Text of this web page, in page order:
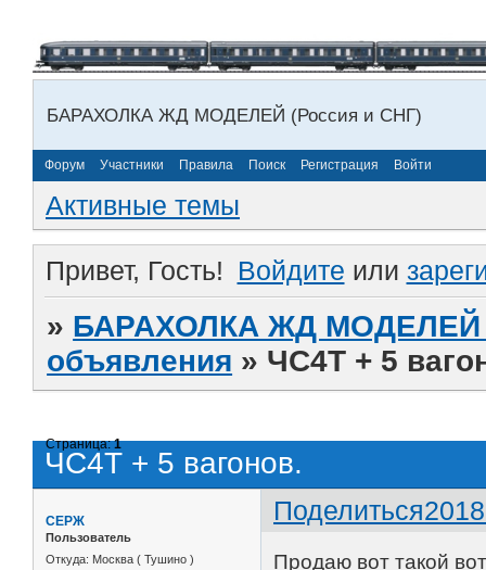
БАРАХОЛКА ЖД МОДЕЛЕЙ (Россия и СНГ)
Форум Участники Правила Поиск Регистрация Войти
Активные темы
Привет, Гость! Войдите или
» БАРАХОЛКА ЖД МОДЕЛЕЙ
объявления » ЧС4Т + 5
ЧС4Т + 5 вагонов.
Страница:1
Поделиться
CЕРЖ
Пользователь
Откуда: Москва ( Тушино )
Продаю вот такой